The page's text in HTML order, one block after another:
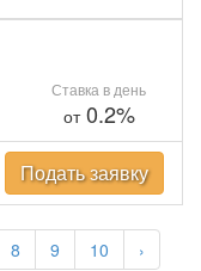
8 9 10 ›
Ставка в день
от0.2%
Подать заявку